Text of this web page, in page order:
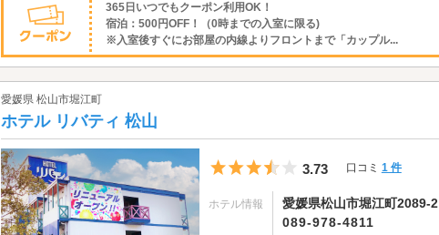
365日いつでもクーポン利用OK！
宿泊：500円OFF！（0時までの入室に限る)
※入室後すぐにお部屋の内線よりフロントまで「カップル...
愛媛県 松山市堀江町
ホテル リバティ 松山
5つ星のうち3.5
3.73 口コミ 1 件
ホテル情報
愛媛県松山市堀江町2089-2
089-978-4811